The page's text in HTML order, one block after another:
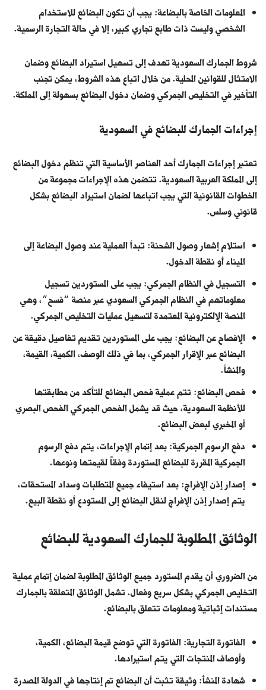
المعلومات الخاصة بالبضاعة: يجب أن تكون البضائع للاستخدام
الشخصي وليست ذات طابع تجاري كبير، إلا في حالة التجارة الرسمية.
شروط الجمارك السعودية تهدف إلى تسهيل استيراد البضائع وضمان
الامتثال للقوانين المحلية. من خلال اتباع هذه الشروط، يمكن تجنب
التأخير في التخليص الجمركي وضمان دخول البضائع بسهولة إلى المملكة.
إجراءات الجمارك للبضائع في السعودية
تعتبر إجراءات الجمارك أحد العناصر الأساسية التي تنظم دخول البضائع
إلى المملكة العربية السعودية. تتضمن هذه الإجراءات مجموعة من
الخطوات القانونية التي يجب اتباعها لضمان استيراد البضائع بشكل
قانوني وسلس.
استلام إشعار وصول الشحنة: تبدأ العملية عند وصول البضاعة إلى
الميناء أو نقطة الدخول.
التسجيل في النظام الجمركي: يجب على المستوردين تسجيل
معلوماتهم في النظام الجمركي السعودي عبر منصة “فسح”، وهي
المنصة الإلكترونية المعتمدة لتسهيل عمليات التخليص الجمركي.
الإفصاح عن البضائع: يجب على المستوردين تقديم تفاصيل دقيقة عن
البضائع عبر الإقرار الجمركي، بما في ذلك الوصف، الكمية، القيمة،
والمنشأ.
فحص البضائع: تتم عملية فحص البضائع للتأكد من مطابقتها
للأنظمة السعودية، حيث قد يشمل الفحص الجمركي الفحص البصري
أو المخبري لبعض البضائع.
دفع الرسوم الجمركية: بعد إتمام الإجراءات، يتم دفع الرسوم
الجمركية المقررة للبضائع المستوردة وفقاً لقيمتها ونوعها.
إصدار إذن الإفراج: بعد استيفاء جميع المتطلبات وسداد المستحقات،
يتم إصدار إذن الإفراج لنقل البضائع إلى المستودع أو نقطة البيع.
الوثائق المطلوبة للجمارك السعودية للبضائع
من الضروري أن يقدم المستورد جميع الوثائق المطلوبة لضمان إتمام عملية
التخليص الجمركي بشكل سريع وفعال. تشمل الوثائق المتعلقة بالجمارك
مستندات إثباتية ومعلومات تتعلق بالبضائع.
الفاتورة التجارية: الفاتورة التي توضح قيمة البضائع، الكمية،
وأوصاف المنتجات التي يتم استيرادها.
شهادة المنشأ: وثيقة تثبت أن البضائع تم إنتاجها في الدولة المصدرة